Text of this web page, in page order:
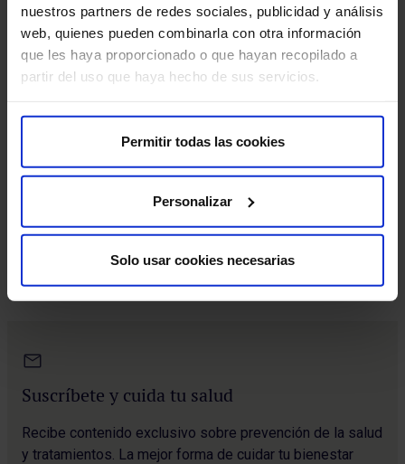
nuestros partners de redes sociales, publicidad y análisis
web, quienes pueden combinarla con otra información
que les haya proporcionado o que hayan recopilado a
partir del uso que haya hecho de sus servicios.
Permitir todas las cookies
Personalizar
Solo usar cookies necesarias
Los neumólogos de HM Hospitales
recuerdan la importancia de protegerse
Los incendios forestales activos en distintas zonas del
país y las altas temperaturas del verano han
Suscríbete y cuida tu salud
Recibe contenido exclusivo sobre prevención de la salud
y tratamientos. La mejor forma de cuidar tu bienestar